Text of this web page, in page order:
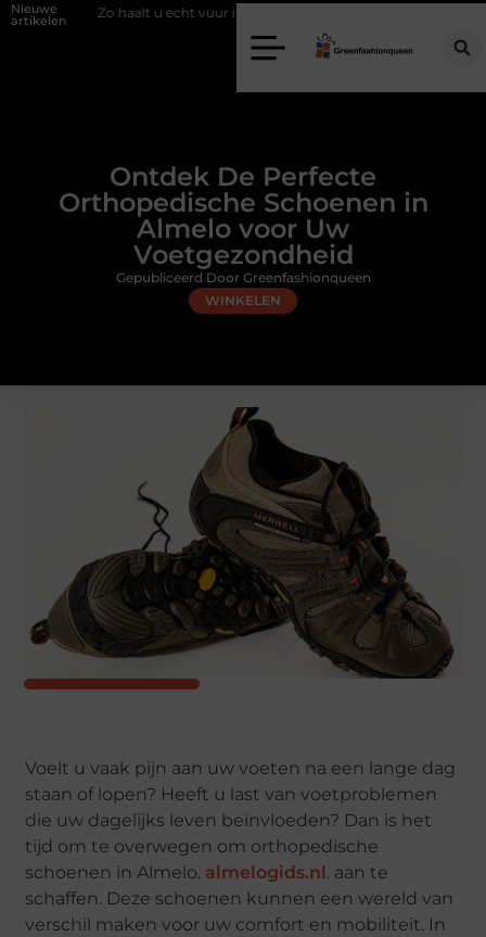
Nieuwe
artikelen
u echt vuur in huis zonder schoorsteen
Ontdek De Perfecte
Orthopedische Schoenen in
Almelo voor Uw
Voetgezondheid
WINKELEN
Gepubliceerd Door Greenfashionqueen
Voelt u vaak pijn aan uw voeten na een lange dag
staan of lopen? Heeft u last van voetproblemen
die uw dagelijks leven beïnvloeden? Dan is het
tijd om te overwegen om orthopedische
schoenen in Almelo. almelogids.nl . aan te
schaffen. Deze schoenen kunnen een wereld van
verschil maken voor uw comfort en mobiliteit. In